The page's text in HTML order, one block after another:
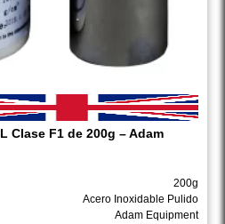
Clase F1 de 200g – Adam
200g
Acero Inoxidable Pulido
Adam Equipment